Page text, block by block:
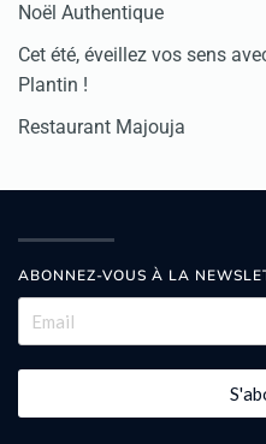
Noël Authentique
Cet été, éveillez vos sens
Plantin !
Restaurant Majouja
ABONNEZ-VOUS À LA